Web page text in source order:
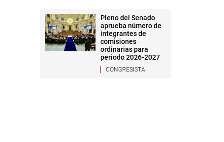
Pleno del Senado
aprueba número de
integrantes de
comisiones
ordinarias para
periodo 2026-2027
CONGRESISTA